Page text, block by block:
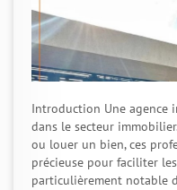
Introduction Une agence
dans le secteur
ou louer un bien, ces
précieuse pour faciliter
particulièrement notable